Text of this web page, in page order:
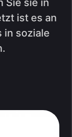
Sie sie in
ist es an
in soziale